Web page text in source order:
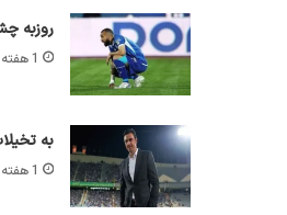
روزبه
1 هفته پیش
به
1 هفته پیش